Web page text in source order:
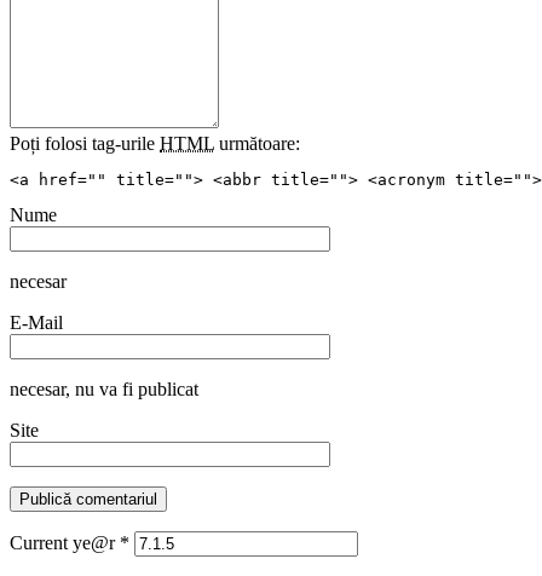
Poți folosi tag-urile HTML următoare:
<a href="" title=""> <abbr title=""> <acronym title="">
Nume
necesar
E-Mail
necesar, nu va fi publicat
Site
Current ye@r *